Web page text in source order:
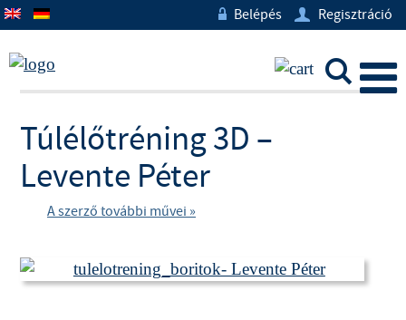
w Belépés U Regisztráció
L
Túlélőtréning 3D –
Levente Péter
A szerző további művei »